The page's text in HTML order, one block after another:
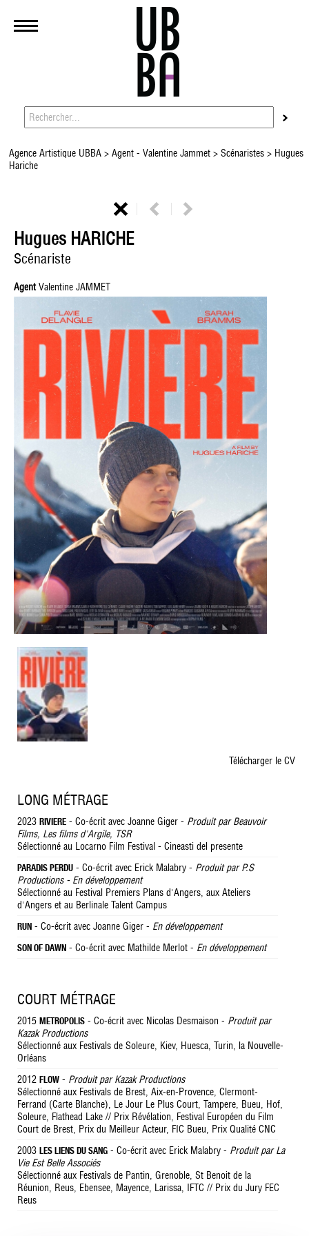
Agence Artistique UBBA>Agent - Valentine Jammet > Scénaristes> Hugues
Hariche
Hugues HARICHE
Scénariste
AgentValentine JAMMET
Télécharger le CV
LONG MÉTRAGE
2023 RIVIERE - Co-écrit avec Joanne Giger - Produit par Beauvoir
Films, Les films d'Argile, TSR
Sélectionné au Locarno Film Festival - Cineasti del presente
PARADIS PERDU - Co-écrit avec Erick Malabry - Produit par P.S
Productions - En développement
Sélectionné au Festival Premiers Plans d'Angers, aux Ateliers
d'Angers et au Berlinale Talent Campus
RUN - Co-écrit avec Joanne Giger - En développement
SON OF DAWN - Co-écrit avec Mathilde Merlot - En développement
COURT MÉTRAGE
2015 METROPOLIS - Co-écrit avec Nicolas Desmaison - Produit par
Kazak Productions
Sélectionné aux Festivals de Soleure, Kiev, Huesca, Turin, la Nouvelle-
Orléans
2012 FLOW - Produit par Kazak Productions
Sélectionné aux Festivals de Brest, Aix-en-Provence, Clermont-
Ferrand (Carte Blanche), Le Jour Le Plus Court, Tampere, Bueu, Hof,
Soleure, Flathead Lake // Prix Révélation, Festival Européen du Film
Court de Brest, Prix du Meilleur Acteur, FIC Bueu, Prix Qualité CNC
2003 LES LIENS DU SANG - Co-écrit avec Erick Malabry - Produit par La
Vie Est Belle Associés
Sélectionné aux Festivals de Pantin, Grenoble, St Benoit de la
Réunion, Reus, Ebensee, Mayence, Larissa, IFTC // Prix du Jury FEC
Reus